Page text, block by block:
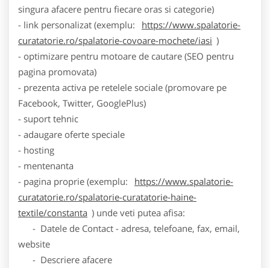
singura afacere pentru fiecare oras si categorie)
- link personalizat (exemplu:
https://www.spalatorie-
curatatorie.ro/spalatorie-covoare-mochete/iasi )
- optimizare pentru motoare de cautare (SEO pentru
pagina promovata)
- prezenta activa pe retelele sociale (promovare pe
Facebook, Twitter, GooglePlus)
- suport tehnic
- adaugare oferte speciale
- hosting
- mentenanta
- pagina proprie (exemplu:
https://www.spalatorie-
curatatorie.ro/spalatorie-curatatorie-haine-
textile/constanta ) unde veti putea afisa:
- Datele de Contact - adresa, telefoane, fax, email,
website
- Descriere afacere